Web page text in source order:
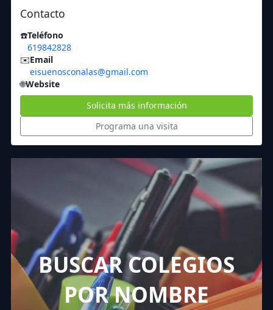
Contacto
☎️Teléfono
619842828
✉️Email
eisuenosconalas@gmail.com
🌐Website
Solicita más información
Programa una visita
BUSCAR COLEGIOS
POR NOMBRE